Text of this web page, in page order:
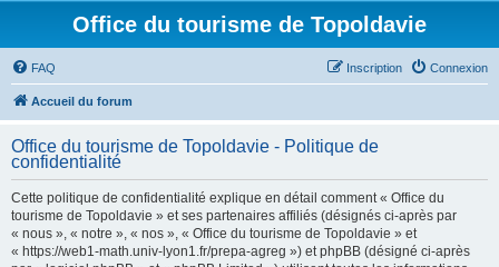
Office du tourisme de Topoldavie
FAQ Connexion
Inscription
Accueil du forum
Office du tourisme de Topoldavie - Politique de
confidentialité
Cette politique de confidentialité explique en détail comment « Office du
tourisme de Topoldavie » et ses partenaires affiliés (désignés ci-après par
« nous », « notre », « nos », « Office du tourisme de Topoldavie » et
« https://web1-math.univ-lyon1.fr/prepa-agreg ») et phpBB (désigné ci-après